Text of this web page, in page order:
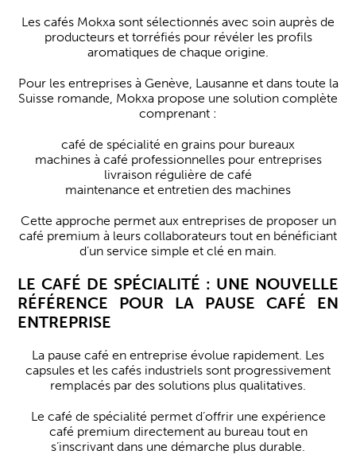
Les cafés Mokxa sont sélectionnés avec soin auprès de
producteurs et torréfiés pour révéler les profils
aromatiques de chaque origine.
Pour les entreprises à Genève, Lausanne et dans toute la
Suisse romande, Mokxa propose une solution complète
comprenant :
café de spécialité en grains pour bureaux
machines à café professionnelles pour entreprises
livraison régulière de café
maintenance et entretien des machines
Cette approche permet aux entreprises de proposer un
café premium à leurs collaborateurs tout en bénéficiant
d’un service simple et clé en main.
LE CAFÉ DE SPÉCIALITÉ : UNE NOUVELLE
RÉFÉRENCE POUR LA PAUSE CAFÉ EN
ENTREPRISE
La pause café en entreprise évolue rapidement. Les
capsules et les cafés industriels sont progressivement
remplacés par des solutions plus qualitatives.
Le café de spécialité permet d’offrir une expérience
café premium directement au bureau tout en
s’inscrivant dans une démarche plus durable.